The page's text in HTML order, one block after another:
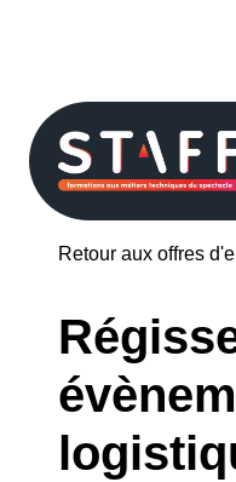
Retour aux offres